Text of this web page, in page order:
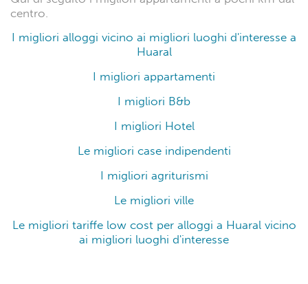
centro.
I migliori alloggi vicino ai migliori luoghi d'interesse a
Huaral
I migliori appartamenti
I migliori B&b
I migliori Hotel
Le migliori case indipendenti
I migliori agriturismi
Le migliori ville
Le migliori tariffe low cost per alloggi a Huaral vicino
ai migliori luoghi d'interesse